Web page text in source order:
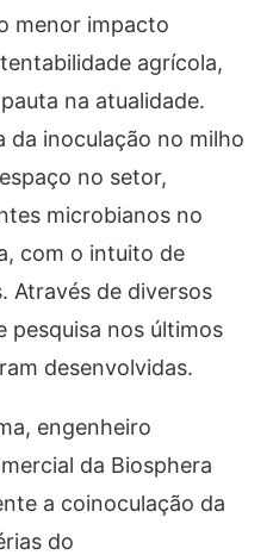
menor impacto
agrícola,
na atualidade.
da inoculação no milho
no setor,
microbianos no
com o intuito de
Através de diversos
pesquisa nos últimos
desenvolvidas.
engenheiro
da Biosphera
a coinoculação da
do